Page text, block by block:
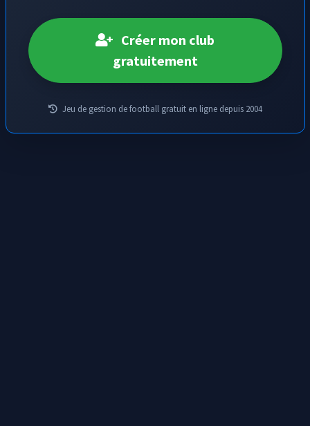
Créer mon club
gratuitement
Jeu de gestion de football gratuit en ligne depuis 2004